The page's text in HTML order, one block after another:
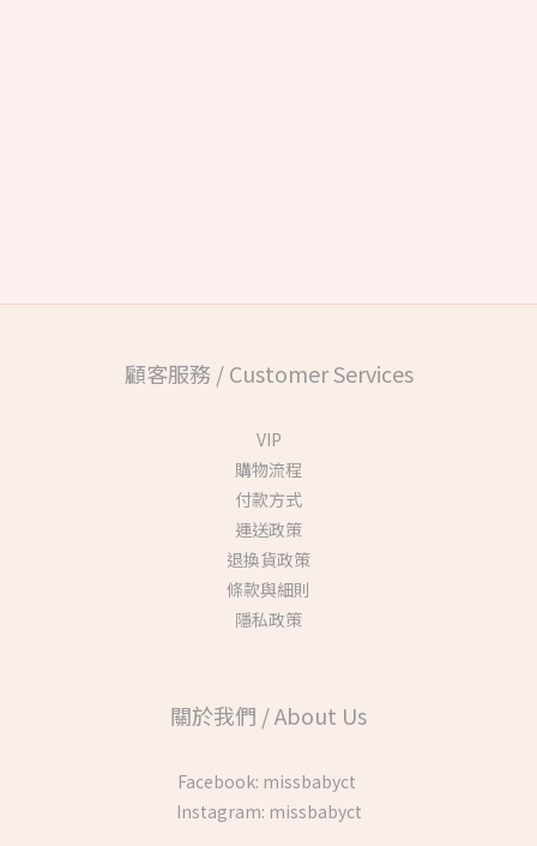
顧客服務 / Customer Services
VIP
購物流程
付款方式
運送政策
退換貨政策
條款與細則
隱私政策
關於我們 / About Us
Facebook: missbabyct
Instagram: missbabyct